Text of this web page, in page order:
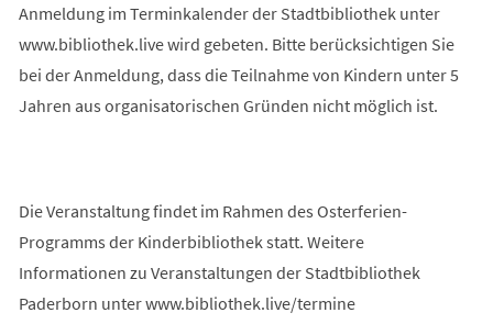
Anmeldung im Terminkalender der Stadtbibliothek unter
www.bibliothek.live wird gebeten. Bitte berücksichtigen Sie
bei der Anmeldung, dass die Teilnahme von Kindern unter 5
Jahren aus organisatorischen Gründen nicht möglich ist.
Die Veranstaltung findet im Rahmen des Osterferien-
Programms der Kinderbibliothek statt. Weitere
Informationen zu Veranstaltungen der Stadtbibliothek
Paderborn unter www.bibliothek.live/termine